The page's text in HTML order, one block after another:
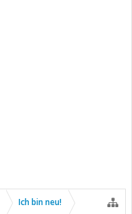
Ich bin neu!